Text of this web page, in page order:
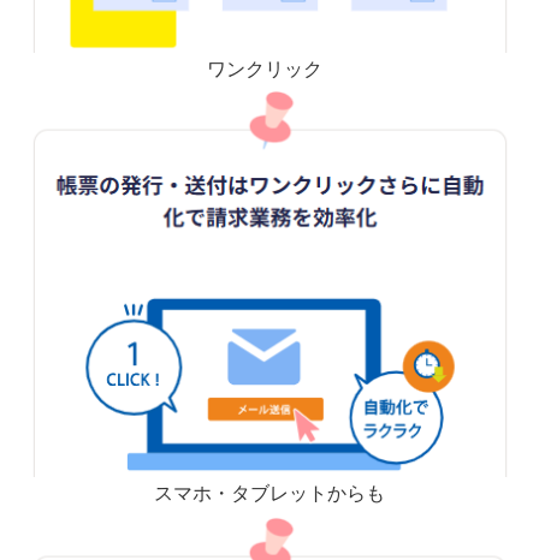
ワンクリック
スマホ・タブレットからも